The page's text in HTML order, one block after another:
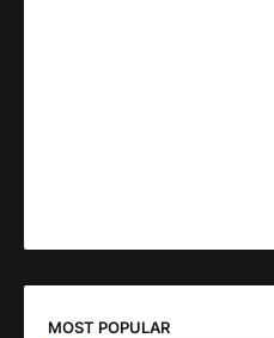
MOST POPULAR